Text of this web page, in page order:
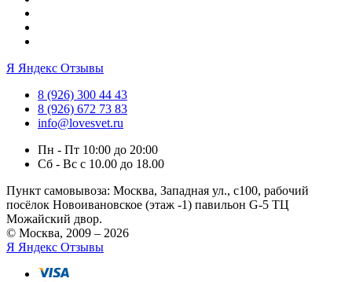
Я Яндекс Отзывы
8 (926) 300 44 43
8 (926) 672 73 83
info@lovesvet.ru
Пн - Пт 10:00 до 20:00
Сб - Вс с 10.00 до 18.00
Пункт самовывоза: Москва, Западная ул., с100, рабочий
посёлок Новоивановское (этаж -1) павильон G-5 ТЦ
Можайский двор.
© Москва, 2009 – 2026
Я Яндекс Отзывы